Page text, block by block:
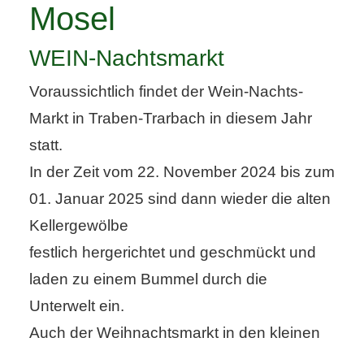
Mosel
WEIN-Nachtsmarkt
Voraussichtlich findet der Wein-Nachts-
Markt in Traben-Trarbach in diesem Jahr
statt.
In der Zeit vom 22. November 2024 bis zum
01. Januar 2025 sind dann wieder die alten
Kellergewölbe
festlich hergerichtet und geschmückt und
laden zu einem Bummel durch die
Unterwelt ein.
Auch der Weihnachtsmarkt in den kleinen